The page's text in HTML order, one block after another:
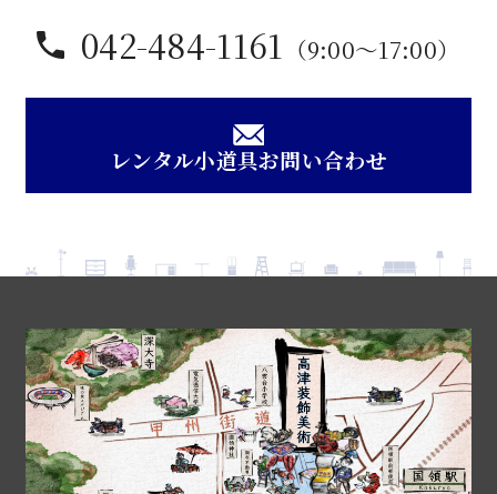
042-484-1161 （9:00〜17:00）
レンタル小道具お問い合わせ